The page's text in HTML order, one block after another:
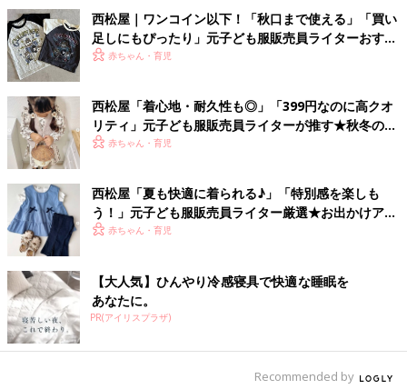
西松屋｜ワンコイン以下！「秋口まで使える」「買い
足しにもぴったり」元子ども服販売員ライターおすす
め★半袖Tシャツ5選
赤ちゃん・育児
西松屋「着心地・耐久性も◎」「399円なのに高クオ
リティ」元子ども服販売員ライターが推す★秋冬のお
出かけアイテム5選
赤ちゃん・育児
西松屋「夏も快適に着られる♪」「特別感を楽しも
う！」元子ども服販売員ライター厳選★お出かけアイ
テム5選
赤ちゃん・育児
【大人気】ひんやり冷感寝具で快適な睡眠を
あなたに。
PR(アイリスプラザ)
Recommended by